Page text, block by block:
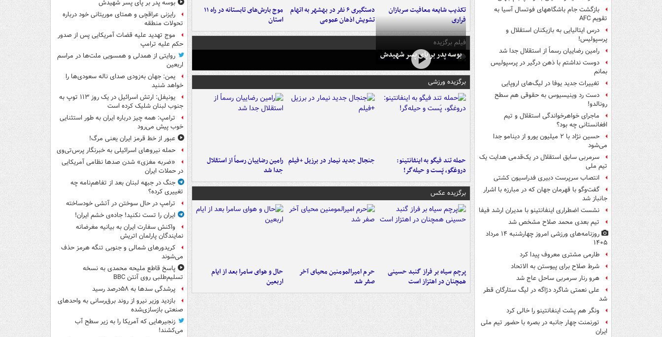
بازگشت جام باشگاههای فوتسال آسیا به
تقویم AFC
درس ایتالیایی‌ به بازیکنان استقلال و
پرسپولیس!
رامین رضاییان رسماً از استقلال جدا شد
دوست نداشتم با ذهن درگیر در پرسپولیس
بمانم
تغییرات جدید یوفا در لیگ‌های اروپایی
دست رد وینیسیوس به حقوقی هم سطح
رونالدو!
ماجرای خواهرخواندگی استقلال و تیم
افغانستانی چه بود؟
حسین نژاد با ۲ میلیون یورو از دینامو جدا
می‌شود
سرمربی سابق استقلال در یک‌قدمی هدایت یک
تیم ملی
انتصاب سرپرست دبیری فدراسیون کشتی
گفت‌وگو با قهرمان جهان که در مبارزه با اشرار
جانباز شد
نشست اضطراری اینفانتینو با مدیران ارشد فیفا
تیم بعدی محمد صلاح مشخص شد
روزنامه‌های ورزشی امروز چهارشنبه ۱۴ مرداد
۱۴۰۵
طارمی مشتری معروف پیدا کرد
شرط صلاح برای پیوستن به الاتحاد
هرو رنار سرمربی ساحل عاج شد
علی نعمتی شاگرد دژاگه در لیگ ستارگان قطر
شد
ونگر هم پشت اینفانتینو را خالی کرد
تورنمنت چهار جانبه در بصره با حضور تیم ملی
ایران
تکذیب شایعه معافیت سربازان
فراری
دستگیری ۶ نفر در بهشهر به اتهام
تشویش اذهان عمومی
موج بارش‌های تابستانه در راه ۱۱
استان
فیلم برگزیده
بوسه‌ پدر بر پای پسر شهیدش
برگزیده ورزشی
حمله تند فیگو به اینفانتینو:
دروغگو، پَست‌ و حیله‌گر!
جنجال جدید نیمار در برزیل +فیلم رامین رضاییان رسماً از استقلال
جدا شد
برگزیده عکس
پرچم سیاه بر فراز گنبد حسینی
همچنان در اهتزاز است
حرم امیرالمومنین محیای آخر
صفر شد
حال و هوای سامرا بعد از ایام
اربعین
بوسه‌ پدر بر پای پسر شهیدش
رایزنی عراقچی و همتای موریتانی خود درباره
تحولات منطقه
موج تهدید علیه قضات آمریکایی پس از صدور
حکم علیه ترامپ
روایتی از همدلی و همسویی ملت‌ها در مراسم
اربعین
یمن: جهان به‌زودی صدای ناله سعودی‌ها را
خواهد شنید
یونیفل: ارتش اسرائیل در یک روز ۱۱۳ توپ به
جنوب لبنان شلیک کرده است
ترامپ: همه چیز درباره ایران به طور استثنایی
خوب پیش می‌رود
عبور از خط قرمز ایران یعنی مرگ!
حمله نیروهای اسرائیلی به خبرنگار پرس‌تی‌وی
«ضربه مغزی» شدن صدها نظامی آمریکایی
در حملات ایران
جنگ در جبهه لبنان بعد از تفاهم‌نامه چه
تغییری کرده؟
ترامپ در حال سوختن در آتشی خودساخته
ایران را تست نکنید! جاده‌ی خشم ایران!
واکنش سفارت ایران به بیانیه مغرضانه
نمایندگان پارلمان اتریش
کریدورهای شمالی و جنوبی تنگه هرمز حذف
می‌شوند
پاسخ قاطع ملیحه محمدی به نسخه
تسلیم‌طلبی روی آنتن BBC
پرشدگی سدها به ۵۸درصد رسید
بازدید وزیر نیرو از روند برق‌رسانی به واحدهای
صنعتی بازسازی‌شده
زنجیرهایی که آمریکا را به زیر سطح آب
می‌کشند!